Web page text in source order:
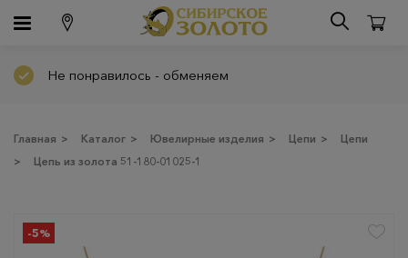
Не понравилось - обменяем
Главная > Каталог > Ювелирные изделия > Цепи >
Цепи
>
Цепь из золота 51-180-01025-1
-5%